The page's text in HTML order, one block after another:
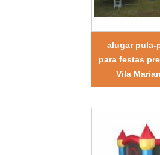
alugar pula-
para festas
Vila